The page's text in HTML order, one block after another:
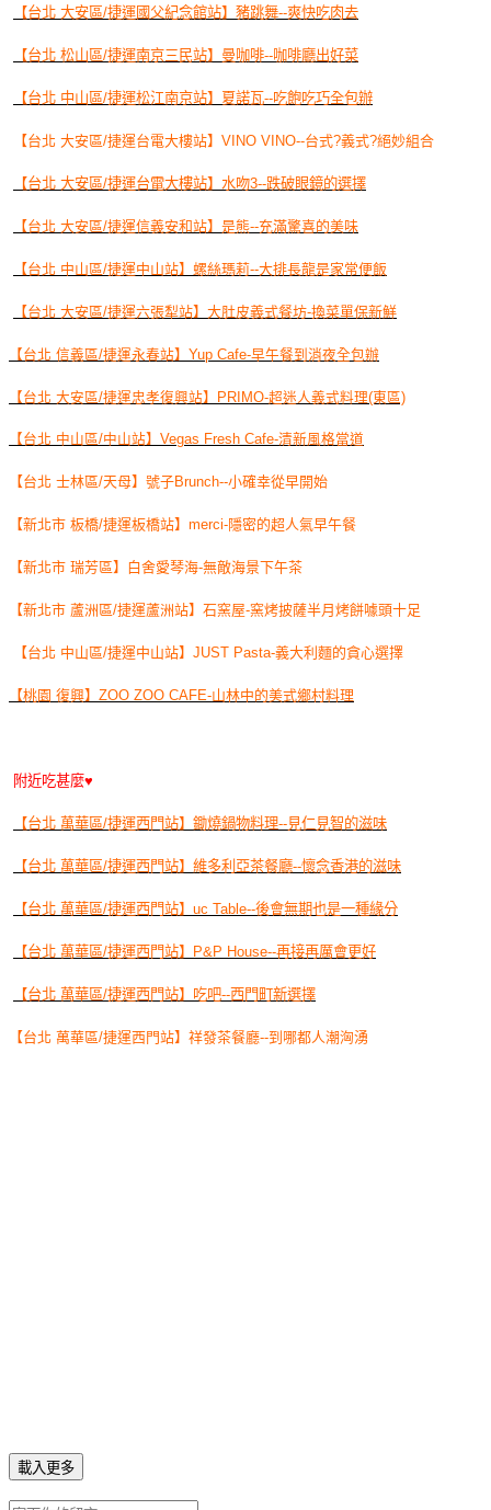
【台北 大安區/捷運國父紀念館站】豬跳舞--爽快吃肉去
【台北 松山區/捷運南京三民站】曼咖啡--咖啡廳出好菜
【台北 中山區/捷運松江南京站】夏諾瓦--吃飽吃巧全包辦
【台北 大安區/捷運台電大樓站】VINO VINO--台式?義式?絕妙組合
【台北 大安區/捷運台電大樓站】水吻3--跌破眼鏡的選擇
【台北 大安區/捷運信義安和站】是熊--充滿驚喜的美味
【台北 中山區/捷運中山站】螺絲瑪莉--大排長龍是家常便飯
【台北 大安區/捷運六張犁站】大肚皮義式餐坊-換菜單保新鮮
【台北 信義區/捷運永春站】Yup Cafe-早午餐到消夜全包辦
【台北 大安區/捷運忠孝復興站】PRIMO-超迷人義式料理(東區)
【台北 中山區/中山站】Vegas Fresh Cafe-清新風格當道
【台北 士林區/天母】號子Brunch--小確幸從早開始
【新北市 板橋/捷運板橋站】merci-隱密的超人氣早午餐
【新北市 瑞芳區】白舍愛琴海-無敵海景下午茶
【新北市 蘆洲區/捷運蘆洲站】石窯屋-窯烤披薩半月烤餅噱頭十足
【台北 中山區/捷運中山站】JUST Pasta-義大利麵的貪心選擇
【桃園 復興】ZOO ZOO CAFE-山林中的美式鄉村料理
附近吃甚麼♥
【台北 萬華區/捷運西門站】鋤燒鍋物料理--見仁見智的滋味
【台北 萬華區/捷運西門站】維多利亞茶餐廳--懷念香港的滋味
【台北 萬華區/捷運西門站】uc Table--後會無期也是一種緣分
【台北 萬華區/捷運西門站】P&P House--再接再厲會更好
【台北 萬華區/捷運西門站】吃吧--西門町新選擇
【台北 萬華區/捷運西門站】祥發茶餐廳--到哪都人潮洶湧
載入更多